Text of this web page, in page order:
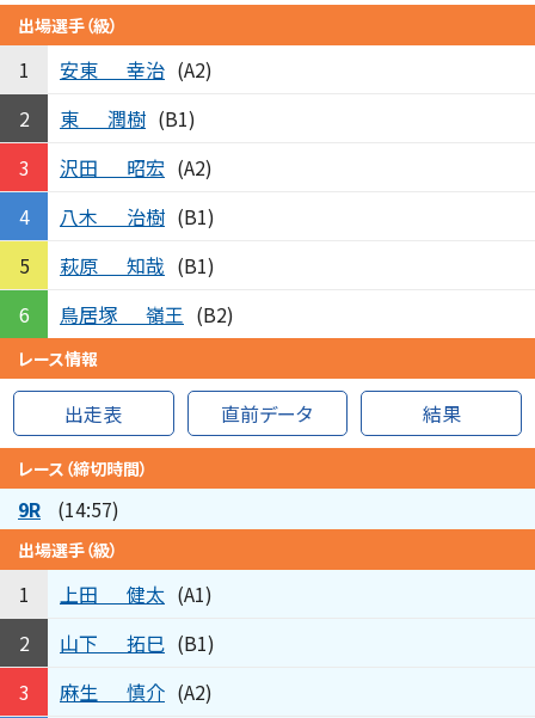
出場選手（級）
1 安東 幸治 (A2)
2
東 潤樹 (B1)
3
沢田 昭宏 (A2)
4
八木 治樹 (B1)
5
萩原 知哉 (B1)
6
鳥居塚 嶺王 (B2)
レース情報
出走表 直前データ 結果
レース（締切時間）
9R (14:57)
出場選手（級）
1 上田 健太 (A1)
2
山下 拓巳 (B1)
3
麻生 慎介 (A2)